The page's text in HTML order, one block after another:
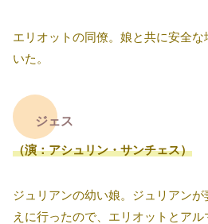
エリオットの同僚。娘と共に安全
いた。
ジェス
（演：アシュリン・サンチェス）
ジュリアンの幼い娘。ジュリアン
えに行ったので、エリオットとア